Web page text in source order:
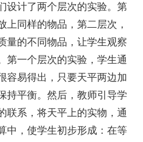
设计了两个层次的实验。第
上同样的物品，第二层次，
量的不同物品，让学生观察
第一个层次的实验，学生通
容易得出，只要天平两边加
持平衡。然后，教师引导学
联系，将天平上的实物，通
中，使学生初步形成：在等